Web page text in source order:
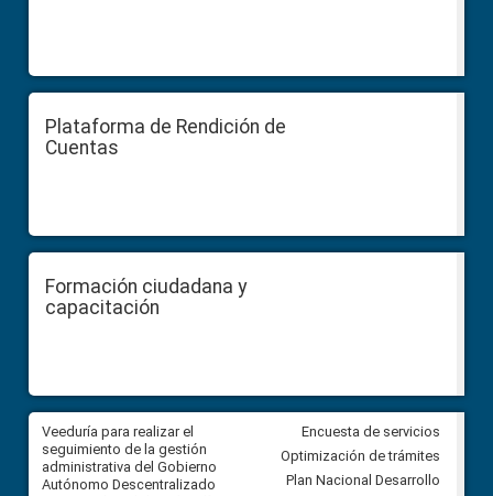
Plataforma de Rendición de
Cuentas
Formación ciudadana y
capacitación
Veeduría para realizar el
seguimiento de la gestión
administrativa del Gobierno
Autónomo Descentralizado
Veeduría para vigilar los
derivados de la Audiencia
comunidad Urbina, parroquia
Encuesta de servicios
Optimización de trámites
Plan Nacional Desarrollo